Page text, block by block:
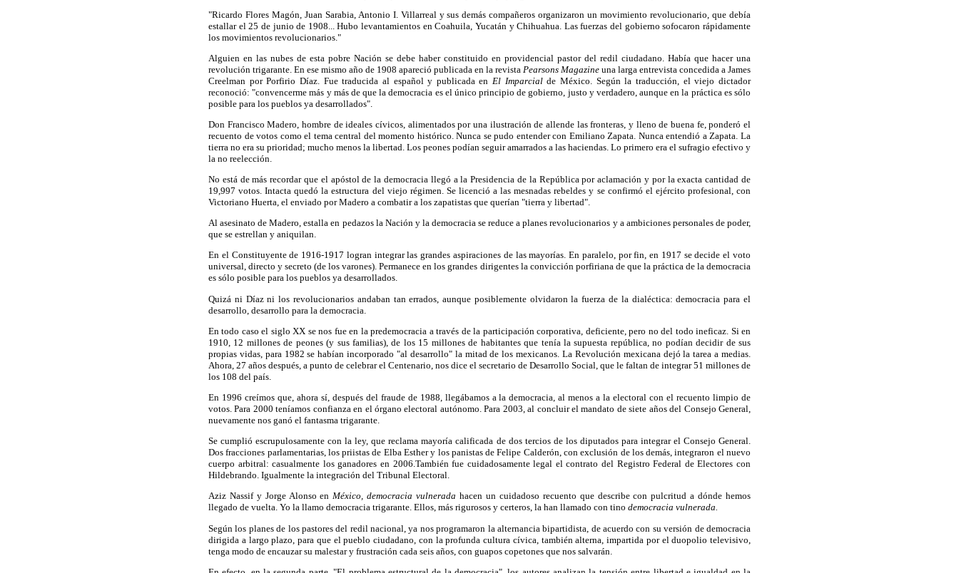
"Ricardo Flores Magón, Juan Sarabia, Antonio I. Villarreal y sus demás compañeros organizaron un movimiento revolucionario, que debía
estallar el 25 de junio de 1908... Hubo levantamientos en Coahuila, Yucatán y Chihuahua. Las fuerzas del gobierno sofocaron rápidamente
los movimientos revolucionarios."
Alguien en las nubes de esta pobre Nación se debe haber constituido en providencial pastor del redil ciudadano. Había que hacer una
revolución trigarante. En ese mismo año de 1908 apareció publicada en la revista Pearsons Magazine una larga entrevista concedida a James
Creelman por Porfirio Díaz. Fue traducida al español y publicada en El Imparcialde México. Según la traducción, el viejo dictador
reconoció: "convencerme más y más de que la democracia es el único principio de gobierno, justo y verdadero, aunque en la práctica es sólo
posible para los pueblos ya desarrollados".
Don Francisco Madero, hombre de ideales cívicos, alimentados por una ilustración de allende las fronteras, y lleno de buena fe, ponderó el
recuento de votos como el tema central del momento histórico. Nunca se pudo entender con Emiliano Zapata. Nunca entendió a Zapata. La
tierra no era su prioridad; mucho menos la libertad. Los peones podían seguir amarrados a las haciendas. Lo primero era el sufragio efectivo y
la no reelección.
No está de más recordar que el apóstol de la democracia llegó a la Presidencia de la República por aclamación y por la exacta cantidad de
19,997 votos. Intacta quedó la estructura del viejo régimen. Se licenció a las mesnadas rebeldes y se confirmó el ejército profesional, con
Victoriano Huerta, el enviado por Madero a combatir a los zapatistas que querían "tierra y libertad".
Al asesinato de Madero, estalla en pedazos la Nación y la democracia se reduce a planes revolucionarios y a ambiciones personales de poder,
que se estrellan y aniquilan.
En el Constituyente de 1916-1917 logran integrar las grandes aspiraciones de las mayorías. En paralelo, por fin, en 1917 se decide el voto
universal, directo y secreto (de los varones). Permanece en los grandes dirigentes la convicción porfiriana de que la práctica de la democracia
es sólo posible para los pueblos ya desarrollados.
Quizá ni Díaz ni los revolucionarios andaban tan errados, aunque posiblemente olvidaron la fuerza de la dialéctica: democracia para el
desarrollo, desarrollo para la democracia.
En todo caso el siglo XX se nos fue en la predemocracia a través de la participación corporativa, deficiente, pero no del todo ineficaz. Si en
1910, 12 millones de peones (y sus familias), de los 15 millones de habitantes que tenía la supuesta república, no podían decidir de sus
propias vidas, para 1982 se habían incorporado "al desarrollo" la mitad de los mexicanos. La Revolución mexicana dejó la tarea a medias.
Ahora, 27 años después, a punto de celebrar el Centenario, nos dice el secretario de Desarrollo Social, que le faltan de integrar 51 millones de
los 108 del país.
En 1996 creímos que, ahora sí, después del fraude de 1988, llegábamos a la democracia, al menos a la electoral con el recuento limpio de
votos. Para 2000 teníamos confianza en el órgano electoral autónomo. Para 2003, al concluir el mandato de siete años del Consejo General,
nuevamente nos ganó el fantasma trigarante.
Se cumplió escrupulosamente con la ley, que reclama mayoría calificada de dos tercios de los diputados para integrar el Consejo General.
Dos fracciones parlamentarias, los priistas de Elba Esther y los panistas de Felipe Calderón, con exclusión de los demás, integraron el nuevo
cuerpo arbitral: casualmente los ganadores en 2006.También fue cuidadosamente legal el contrato del Registro Federal de Electores con
Hildebrando. Igualmente la integración del Tribunal Electoral.
Aziz Nassif y Jorge Alonso enMéxico, democracia vulnerada hacen un cuidadoso recuento que describe con pulcritud a dónde hemos
llegado de vuelta. Yo la llamo democracia trigarante. Ellos, más rigurosos y certeros, la han llamado con tino democracia vulnerada.
Según los planes de los pastores del redil nacional, ya nos programaron la alternancia bipartidista, de acuerdo con su versión de democracia
dirigida a largo plazo, para que el pueblo ciudadano, con la profunda cultura cívica, también alterna, impartida por el duopolio televisivo,
tenga modo de encauzar su malestar y frustración cada seis años, con guapos copetones que nos salvarán.